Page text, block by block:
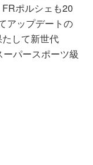
ポルシェも20
アップデートの
して新世代
ーパースポーツ級